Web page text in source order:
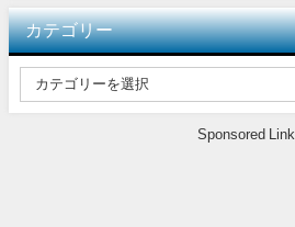
カテゴリー
Sponsored Link